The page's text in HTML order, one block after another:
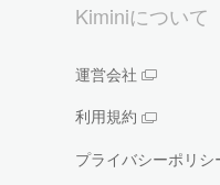
Kiminiについて
運営会社
利用規約
プライバシーポリシ